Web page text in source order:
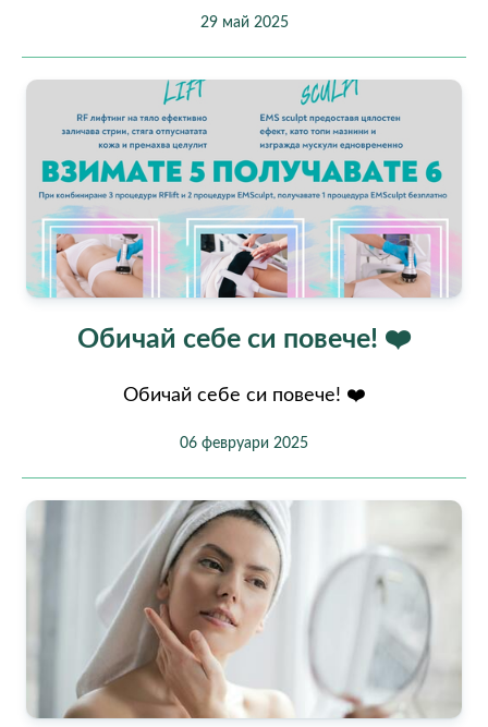
29 май 2025
Обичай себе си повече! ❤️
Обичай себе си повече! ❤️
06 февруари 2025